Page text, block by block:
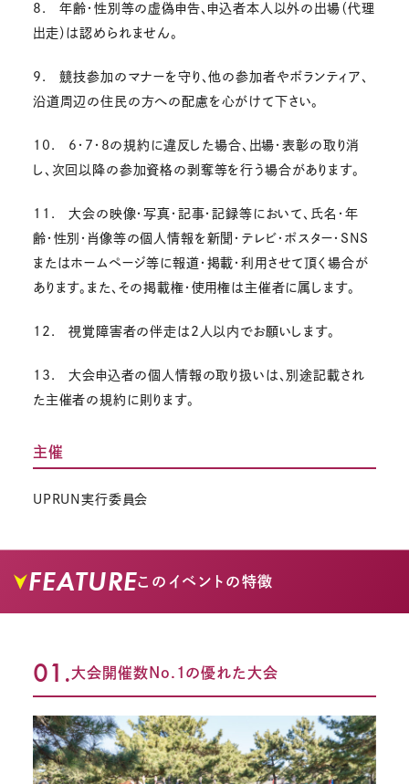
8. 年齢・性別等の虚偽申告、申込者本人以外の出場（代理
出走）は認められません。
9. 競技参加のマナーを守り、他の参加者やボランティア、
沿道周辺の住民の方への配慮を心がけて下さい。
10. 6・7・8の規約に違反した場合、出場・表彰の取り消
し、次回以降の参加資格の剥奪等を行う場合があります。
11. 大会の映像・写真・記事・記録等において、氏名・年
齢・性別・肖像等の個人情報を新聞・テレビ・ポスター・SNS
またはホームページ等に報道・掲載・利用させて頂く場合が
あります。また、その掲載権・使用権は主催者に属します。
12. 視覚障害者の伴走は2人以内でお願いします。
13. 大会申込者の個人情報の取り扱いは、別途記載され
た主催者の規約に則ります。
主催
UPRUN実行委員会
FEATUREこのイベントの特徴
01.大会開催数No.1の優れた大会